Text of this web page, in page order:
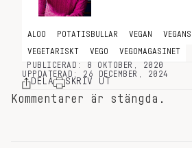
ALOO POTATISBULLAR VEGAN
VEGETARISKT VEGO
VEGOMAGASINET
PUBLICERAD: 8 OKTOBER, 2020
UPPDATERAD: 26 DECEMBER, 2024
DELA SKRIV UT
Kommentarer är stängda.